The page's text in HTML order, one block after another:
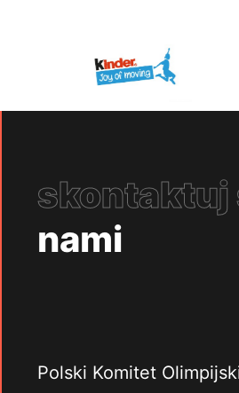
skontaktuj
nami
Polski Komitet